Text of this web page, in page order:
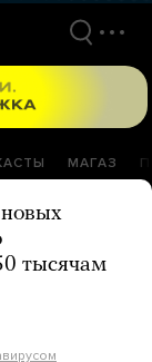
МАГАЗ
тысячам